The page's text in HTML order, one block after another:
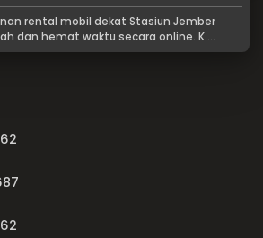
rental mobil dekat Stasiun Jember
dan hemat waktu secara online. K ...